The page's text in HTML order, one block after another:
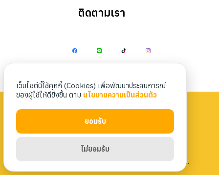
ติดตามเรา
Privacy Policy |Terms & Conditions
Copyright 2023 Nittaya Kaiyang. All rights reserved.
เว็บไซต์นี้ใช้คุกกี้ (Cookies) เพื่อพัฒนาประสบการณ์
ของผู้ใช้ให้ดียิ่งขึ้น ตาม นโยบายความเป็นส่วนตัว
ยอมรับ
ไม่ยอมรับ